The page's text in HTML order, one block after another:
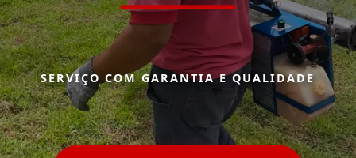
SERVIÇO COM GARANTIA E QUALIDADE